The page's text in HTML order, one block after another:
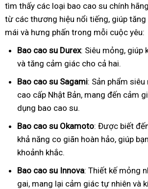
tìm thấy các loại bao cao su chính
từ các thương hiệu nổi tiếng, giúp
mái và hưng phấn trong mỗi cuộc yêu:
Bao cao su Durex: Siêu mỏng, giúp
và tăng cảm giác cho cả hai.
Bao cao su Sagami: Sản phẩm
cao cấp Nhật Bản, mang đến cảm
dụng bao cao su.
Bao cao su Okamoto: Được biết
khả năng co giãn hoàn hảo, giúp
khoảnh khắc.
Bao cao su Innova: Thiết kế mỏng
gai, mang lại cảm giác tự nhiên và